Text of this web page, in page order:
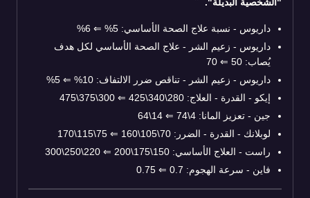
داريوس - نسبة علاج الصحة الأساسي: 5% ⇐ 6%
داريوس - زعيم الشر - علاج الصحة الأساسي لكل هدف
يُصاب: 50
⇐
داريوس - زعيم الشر - تناقص ضرر الالتفاف: 10%
⇐
إيكو - القدرة - العلاج: 280\340\425
⇐
جين - تعزيز المانا: 4\74
⇐
لوبلانك - القدرة - الضرر: 70\105\160
⇐
راست - العلاج الأساسي: 150\175\200
⇐
فاين - سرعة الهجوم: 0.7
⇐